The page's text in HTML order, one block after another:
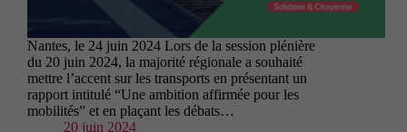
Nantes, le 24 juin 2024 Lors de la session plénière
du 20 juin 2024, la majorité régionale a souhaité
mettre l’accent sur les transports en présentant un
rapport intitulé “Une ambition affirmée pour les
mobilités” et en plaçant les débats…
20 juin 2024